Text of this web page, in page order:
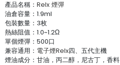
產品名稱： Relx 煙彈
油倉容量：1.9ml
包裝數量：3枚
熱絲阻值：1.0~1.2Ω
單個煙彈：500口
兼容通用： 電子煙Relx四、五代主機
煙油成分：甘油，丙二醇，尼古丁，香料